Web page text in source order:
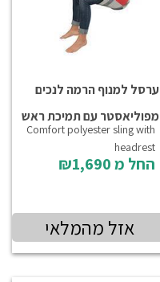
ערסל למנוף הרמה לנכים
מפוליאסטר עם תמיכת ראש
Comfort polyester sling with
headrest
החל מ
אזל מהמלאי